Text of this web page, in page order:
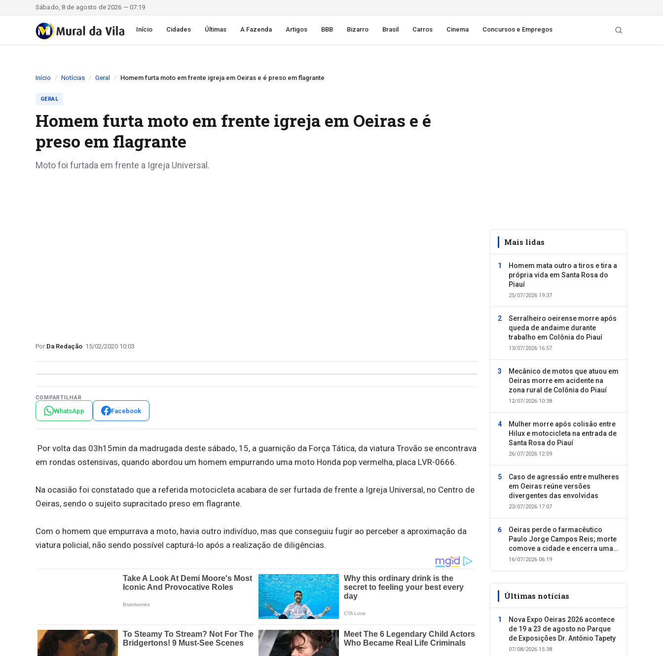
Sábado, 8 de agosto de 2026 — 07:19
Início Cidades Últimas A Fazenda Artigos BBB Bizarro Brasil Carros Cinema Concursos e Empregos
Início Notícias Geral Homem furta moto em frente igreja em Oeiras e é preso em flagrante
GERAL
Homem furta moto em frente igreja em Oeiras e é
preso em flagrante
Moto foi furtada em frente a Igreja Universal.
Da Redação 15/02/2020 10:03
COMPARTILHAR
WhatsApp Facebook
Por volta das 03h15min da madrugada deste sábado, 15, a guarnição da Força Tática, da viatura Trovão se encontrava
em rondas ostensivas, quando abordou um homem empurrando uma moto Honda pop vermelha, placa LVR-0666.
Na ocasião foi constatado que a referida motocicleta acabara de ser furtada de frente a Igreja Universal, no Centro de
Oeiras, sendo o sujeito supracitado preso em flagrante.
Com o homem que empurrava a moto, havia outro indivíduo, mas que conseguiu fugir ao perceber a aproximação da
viatura policial, não sendo possível capturá-lo após a realização de diligências.
Mais lidas
Homem mata outro a tiros e tira a
própria vida em Santa Rosa do
Piauí
25/07/2026 19:37
Serralheiro oeirense morre após
queda de andaime durante
trabalho em Colônia do Piauí
13/07/2026 16:57
Mecânico de motos que atuou em
Oeiras morre em acidente na
zona rural de Colônia do Piauí
12/07/2026 10:38
Mulher morre após colisão entre
Hilux e motocicleta na entrada de
Santa Rosa do Piauí
26/07/2026 12:09
Caso de agressão entre mulheres
em Oeiras reúne versões
divergentes das envolvidas
23/07/2026 17:07
Oeiras perde o farmacêutico
Paulo Jorge Campos Reis; morte
comove a cidade e encerra uma
trajetória dedicada ao cuidado
16/07/2026 06:19
Últimas notícias
Nova Expo Oeiras 2026 acontece
de 19 a 23 de agosto no Parque
de Exposições Dr. Antônio Tapety
07/08/2026 15:38